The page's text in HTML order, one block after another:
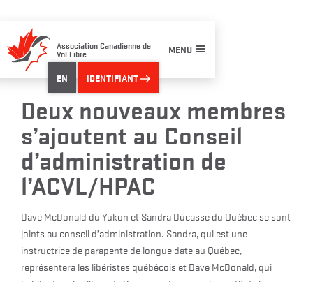
content
Association Canadienne de
Vol Libre MENU
EN IDENTIFIANT
Deux nouveaux membres
s’ajoutent au Conseil
d’administration de
l’ACVL/HPAC
Dave McDonald du Yukon et Sandra Ducasse du Québec se sont
joints au conseil d’administration. Sandra, qui est une
instructrice de parapente de longue date au Québec,
représentera les libéristes québécois et Dave McDonald, qui